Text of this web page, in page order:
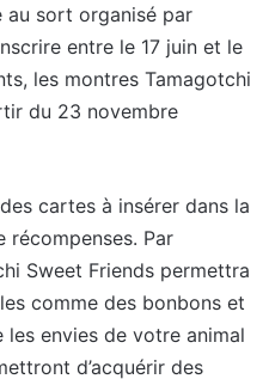
sort organisé par
entre le 17 juin et le
les montres Tamagotchi
du 23 novembre
cartes à insérer dans la
récompenses. Par
Sweet Friends permettra
comme des bonbons et
envies de votre animal
d’acquérir des